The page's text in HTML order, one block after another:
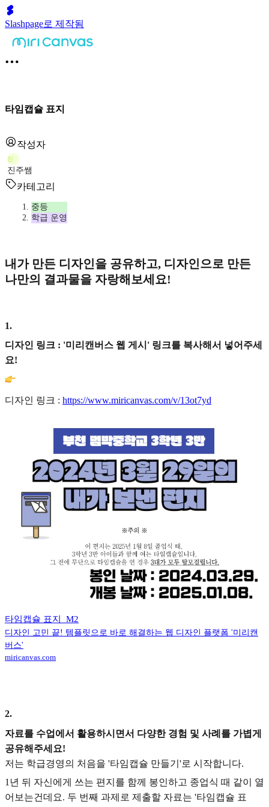
Slashpage로 제작됨
타임캡슐 표지
작성자
진
진주쌤
카테고리
중등
학급 운영
내가 만든 디자인을 공유하고, 디자인으로 만든
나만의 결과물을 자랑해보세요!
1.
디자인 링크 : '미리캔버스 웹 게시' 링크를 복사해서 넣어주세
요!
디자인 링크 : https://www.miricanvas.com/v/13ot7yd
타임캡슐 표지_M2
디자인 고민 끝! 템플릿으로 바로 해결하는 웹 디자인 플랫폼 '미리캔
버스'
miricanvas.com
2.
자료를 수업에서 활용하시면서 다양한 경험 및 사례를 가볍게
공유해주세요!
저는 학급경영의 처음을 '타임캡슐 만들기'로 시작합니다.
1년 뒤 자신에게 쓰는 편지를 함께 봉인하고 종업식 때 같이 열
어보는건데요. 두 번째 과제로 제출할 자료는 '타임캡슐 표